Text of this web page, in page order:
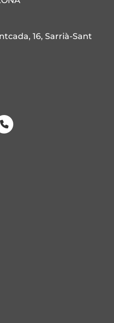
16, Sarrià-Sant